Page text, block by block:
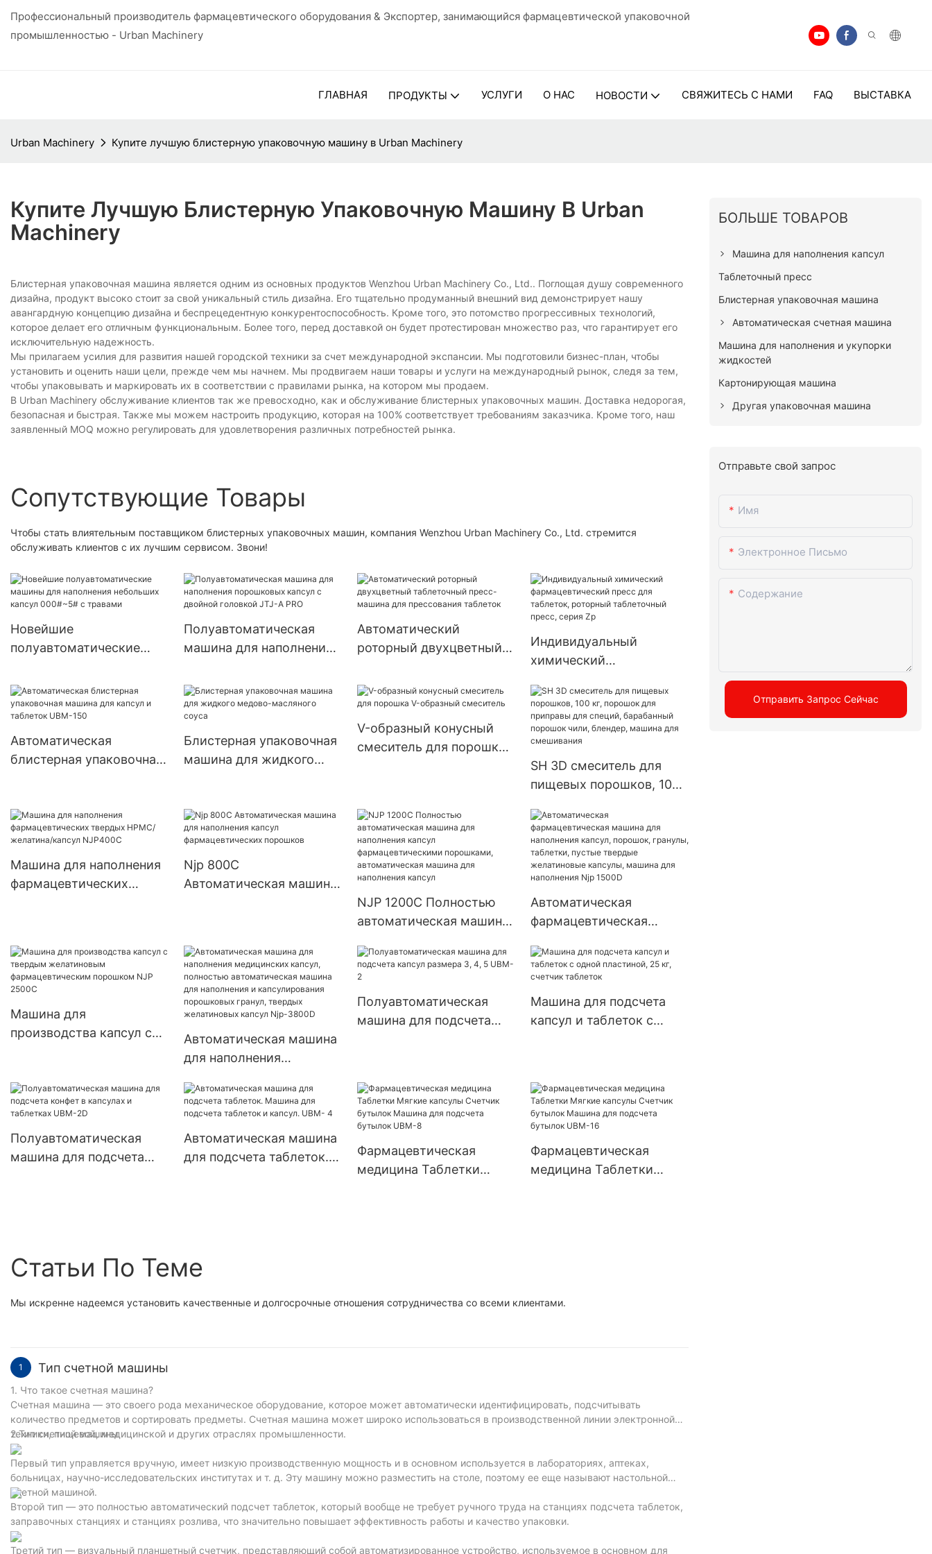
Профессиональный производитель фармацевтического оборудования & Экспортер, занимающийся фармацевтической упаковочной
промышленностью - Urban Machinery
ГЛАВНАЯ ПРОДУКТЫ УСЛУГИ О НАС НОВОСТИ СВЯЖИТЕСЬ С НАМИ FAQ ВЫСТАВКА
Urban Machinery Купите лучшую блистерную упаковочную машину в Urban Machinery
Купите Лучшую Блистерную Упаковочную Машину В Urban
Machinery
Блистерная упаковочная машина является одним из основных продуктов Wenzhou Urban Machinery Co., Ltd.. Поглощая душу современного
дизайна, продукт высоко стоит за свой уникальный стиль дизайна. Его тщательно продуманный внешний вид демонстрирует нашу
авангардную концепцию дизайна и беспрецедентную конкурентоспособность. Кроме того, это потомство прогрессивных технологий,
которое делает его отличным функциональным. Более того, перед доставкой он будет протестирован множество раз, что гарантирует его
исключительную надежность.
Мы прилагаем усилия для развития нашей городской техники за счет международной экспансии. Мы подготовили бизнес-план, чтобы
установить и оценить наши цели, прежде чем мы начнем. Мы продвигаем наши товары и услуги на международный рынок, следя за тем,
чтобы упаковывать и маркировать их в соответствии с правилами рынка, на котором мы продаем.
В Urban Machinery обслуживание клиентов так же превосходно, как и обслуживание блистерных упаковочных машин. Доставка недорогая,
безопасная и быстрая. Также мы можем настроить продукцию, которая на 100% соответствует требованиям заказчика. Кроме того, наш
заявленный MOQ можно регулировать для удовлетворения различных потребностей рынка.
Сопутствующие Товары
Чтобы стать влиятельным поставщиком блистерных упаковочных машин, компания Wenzhou Urban Machinery Co., Ltd. стремится
обслуживать клиентов с их лучшим сервисом. Звони!
Новейшие
полуавтоматические
небольших капсул
000#~5# с травами
Полуавтоматическая
машина для наполнения
двойной головкой JTJ-A
PRO
Автоматический
роторный двухцветный
машина для прессования
таблеток
Индивидуальный
химический
для таблеток, роторный
таблеточный пресс,
серия Zp
Автоматическая
блистерная упаковочная
Блистерная упаковочная
машина для жидкого
V-образный конусный
смеситель для порошка
SH 3D смеситель для
пищевых порошков, 100
приправы для специй,
барабанный порошок
чили, блендер, машина
для смешивания
Машина для наполнения
фармацевтических
Njp 800C
Автоматическая машина
NJP 1200C Полностью
автоматическая машина
фармацевтическими
порошками,
автоматическая машина
для наполнения капсул
Автоматическая
фармацевтическая
капсул, порошок,
гранулы, таблетки,
пустые твердые
желатиновые капсулы,
Машина для
производства капсул с
порошком NJP 2500C
Автоматическая машина
для наполнения
полностью
автоматическая машина
для наполнения и
капсулирования
Полуавтоматическая
машина для подсчета
Машина для подсчета
капсул и таблеток с
Полуавтоматическая
машина для подсчета
Автоматическая машина
для подсчета таблеток.
Фармацевтическая
медицина Таблетки
Фармацевтическая
медицина Таблетки
Статьи По Теме
Мы искренне надеемся установить качественные и долгосрочные отношения сотрудничества со всеми клиентами.
1 Тип счетной машины
1. Что такое счетная машина?
Счетная машина — это своего рода механическое оборудование, которое может автоматически идентифицировать, подсчитывать
количество предметов и сортировать предметы. Счетная машина может широко использоваться в производственной линии электронной
техники, пищевой, медицинской и других отраслях промышленности.
2.Тип счетной машины
Первый тип управляется вручную, имеет низкую производственную мощность и в основном используется в лабораториях, аптеках,
больницах, научно-исследовательских институтах и ​​т. д. Эту машину можно разместить на столе, поэтому ее еще называют настольной
счетной машиной.
Второй тип — это полностью автоматический подсчет таблеток, который вообще не требует ручного труда на станциях подсчета таблеток,
заправочных станциях и станциях розлива, что значительно повышает эффективность работы и качество упаковки.
Третий тип — визуальный планшетный счетчик, представляющий собой автоматизированное устройство, используемое в основном для
БОЛЬШЕ ТОВАРОВ
Машина для наполнения капсул
Таблеточный пресс
Блистерная упаковочная машина
Автоматическая счетная машина
Машина для наполнения и укупорки
жидкостей
Картонирующая машина
Другая упаковочная машина
Отправьте свой запрос
Имя
Электронное Письмо
Содержание
Отправить Запрос Сейчас